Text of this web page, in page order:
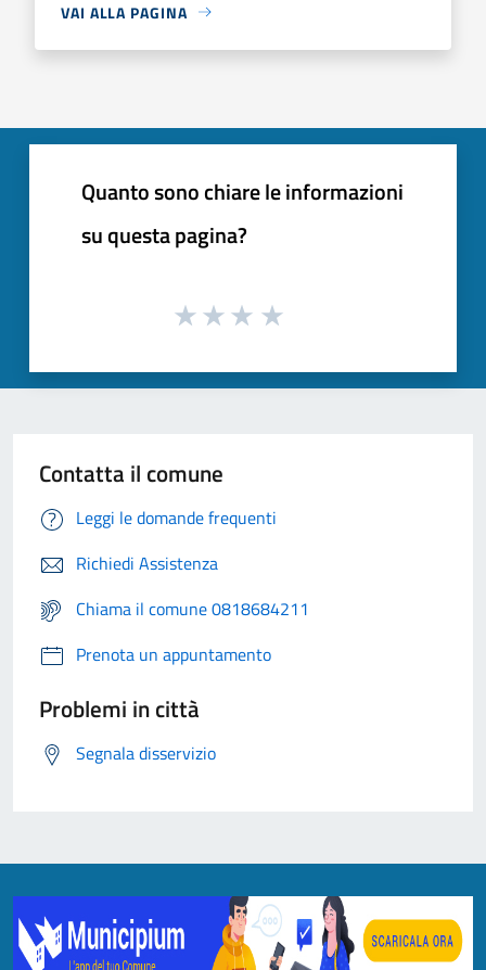
VAI ALLA PAGINA
Quanto sono chiare le informazioni
su questa pagina?
Contatta il comune
Leggi le domande frequenti
Richiedi Assistenza
Chiama il comune 0818684211
Prenota un appuntamento
Problemi in città
Segnala disservizio